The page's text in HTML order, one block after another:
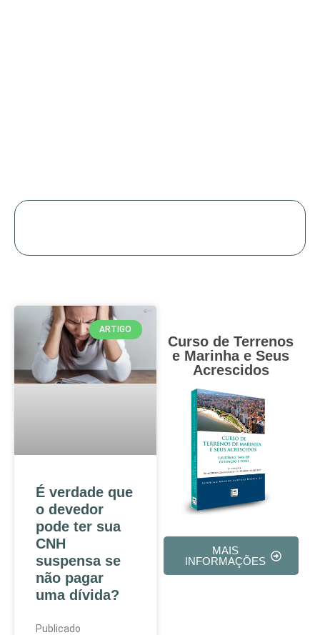
ARTIGO
É verdade que
o devedor
pode ter sua
CNH
suspensa se
não pagar
uma dívida?
Publicado
Curso de Terrenos
e Marinha e Seus
Acrescidos
MAIS
INFORMAÇÕES